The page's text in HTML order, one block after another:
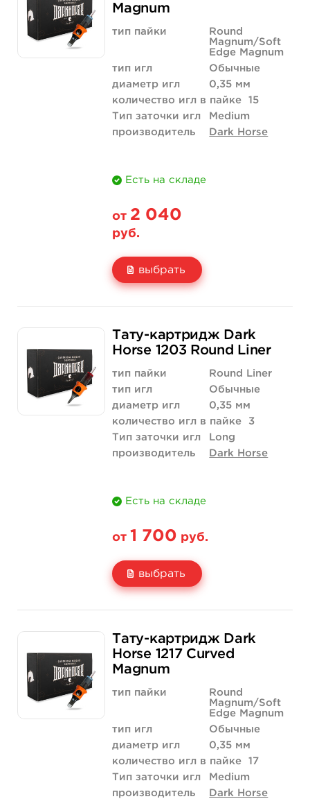
Количество купить
Magnum
тип пайки
Round
Magnum/Soft
Edge Magnum
тип игл
Обычные
диаметр игл
0,35 мм
количество игл в пайке
15
Тип заточки игл
Medium
производитель
Dark Horse
Есть на складе
от 2 040
руб.
выбрать
Количество
2 040 руб.
купить
Тату-картридж Dark
Horse 1203 Round Liner
тип пайки
Round Liner
тип игл
Обычные
диаметр игл
0,35 мм
количество игл в пайке
3
Тип заточки игл
Long
производитель
Dark Horse
Есть на складе
от 1 700 руб.
выбрать
Количество
1 700 руб.
купить
Тату-картридж Dark
Horse 1217 Curved
Magnum
тип пайки
Round
Magnum/Soft
Edge Magnum
тип игл
Обычные
диаметр игл
0,35 мм
количество игл в пайке
17
Тип заточки игл
Medium
производитель
Dark Horse